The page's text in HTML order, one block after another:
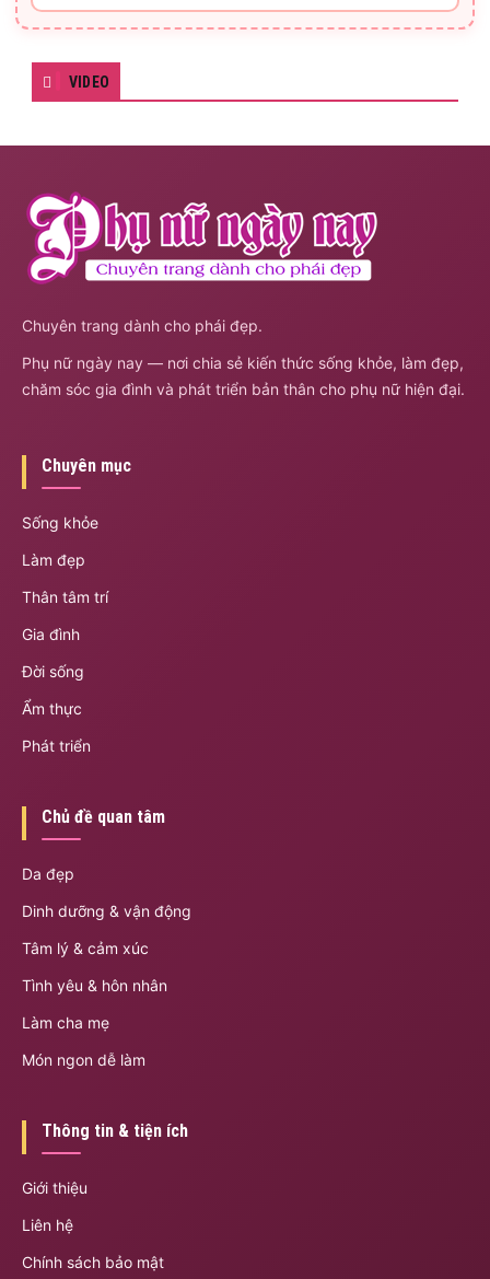
VIDEO
Chuyên trang dành cho phái đẹp.
Phụ nữ ngày nay — nơi chia sẻ kiến thức sống khỏe, làm đẹp,
chăm sóc gia đình và phát triển bản thân cho phụ nữ hiện đại.
Chuyên mục
Sống khỏe
Làm đẹp
Thân tâm trí
Gia đình
Đời sống
Ẩm thực
Phát triển
Chủ đề quan tâm
Da đẹp
Dinh dưỡng & vận động
Tâm lý & cảm xúc
Tình yêu & hôn nhân
Làm cha mẹ
Món ngon dễ làm
Thông tin & tiện ích
Giới thiệu
Liên hệ
Chính sách bảo mật